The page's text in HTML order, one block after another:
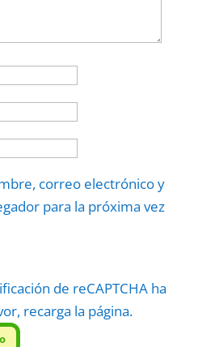
correo electrónico y
para la próxima vez
de reCAPTCHA ha
recarga la página.